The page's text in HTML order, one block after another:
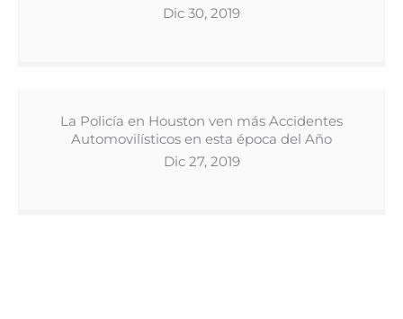
Dic 30, 2019
La Policía en Houston ven más Accidentes
Automovilísticos en esta época del Año
Dic 27, 2019